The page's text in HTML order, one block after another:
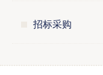
招标采购